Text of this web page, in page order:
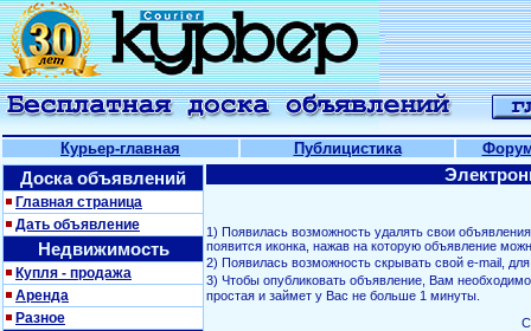
Курьер-главная Публицистика
Доска объявлений
Главная страница
Дать объявление
Недвижимость
Купля - продажа
Аренда
Разное
1) Появилась возможность удалять свои
появится иконка, нажав на которую объявление
2) Появилась возможность скрывать свой е-mail,
3) Чтобы опубликовать объявление, Вам
простая и займет у Вас не больше 1 минуты.